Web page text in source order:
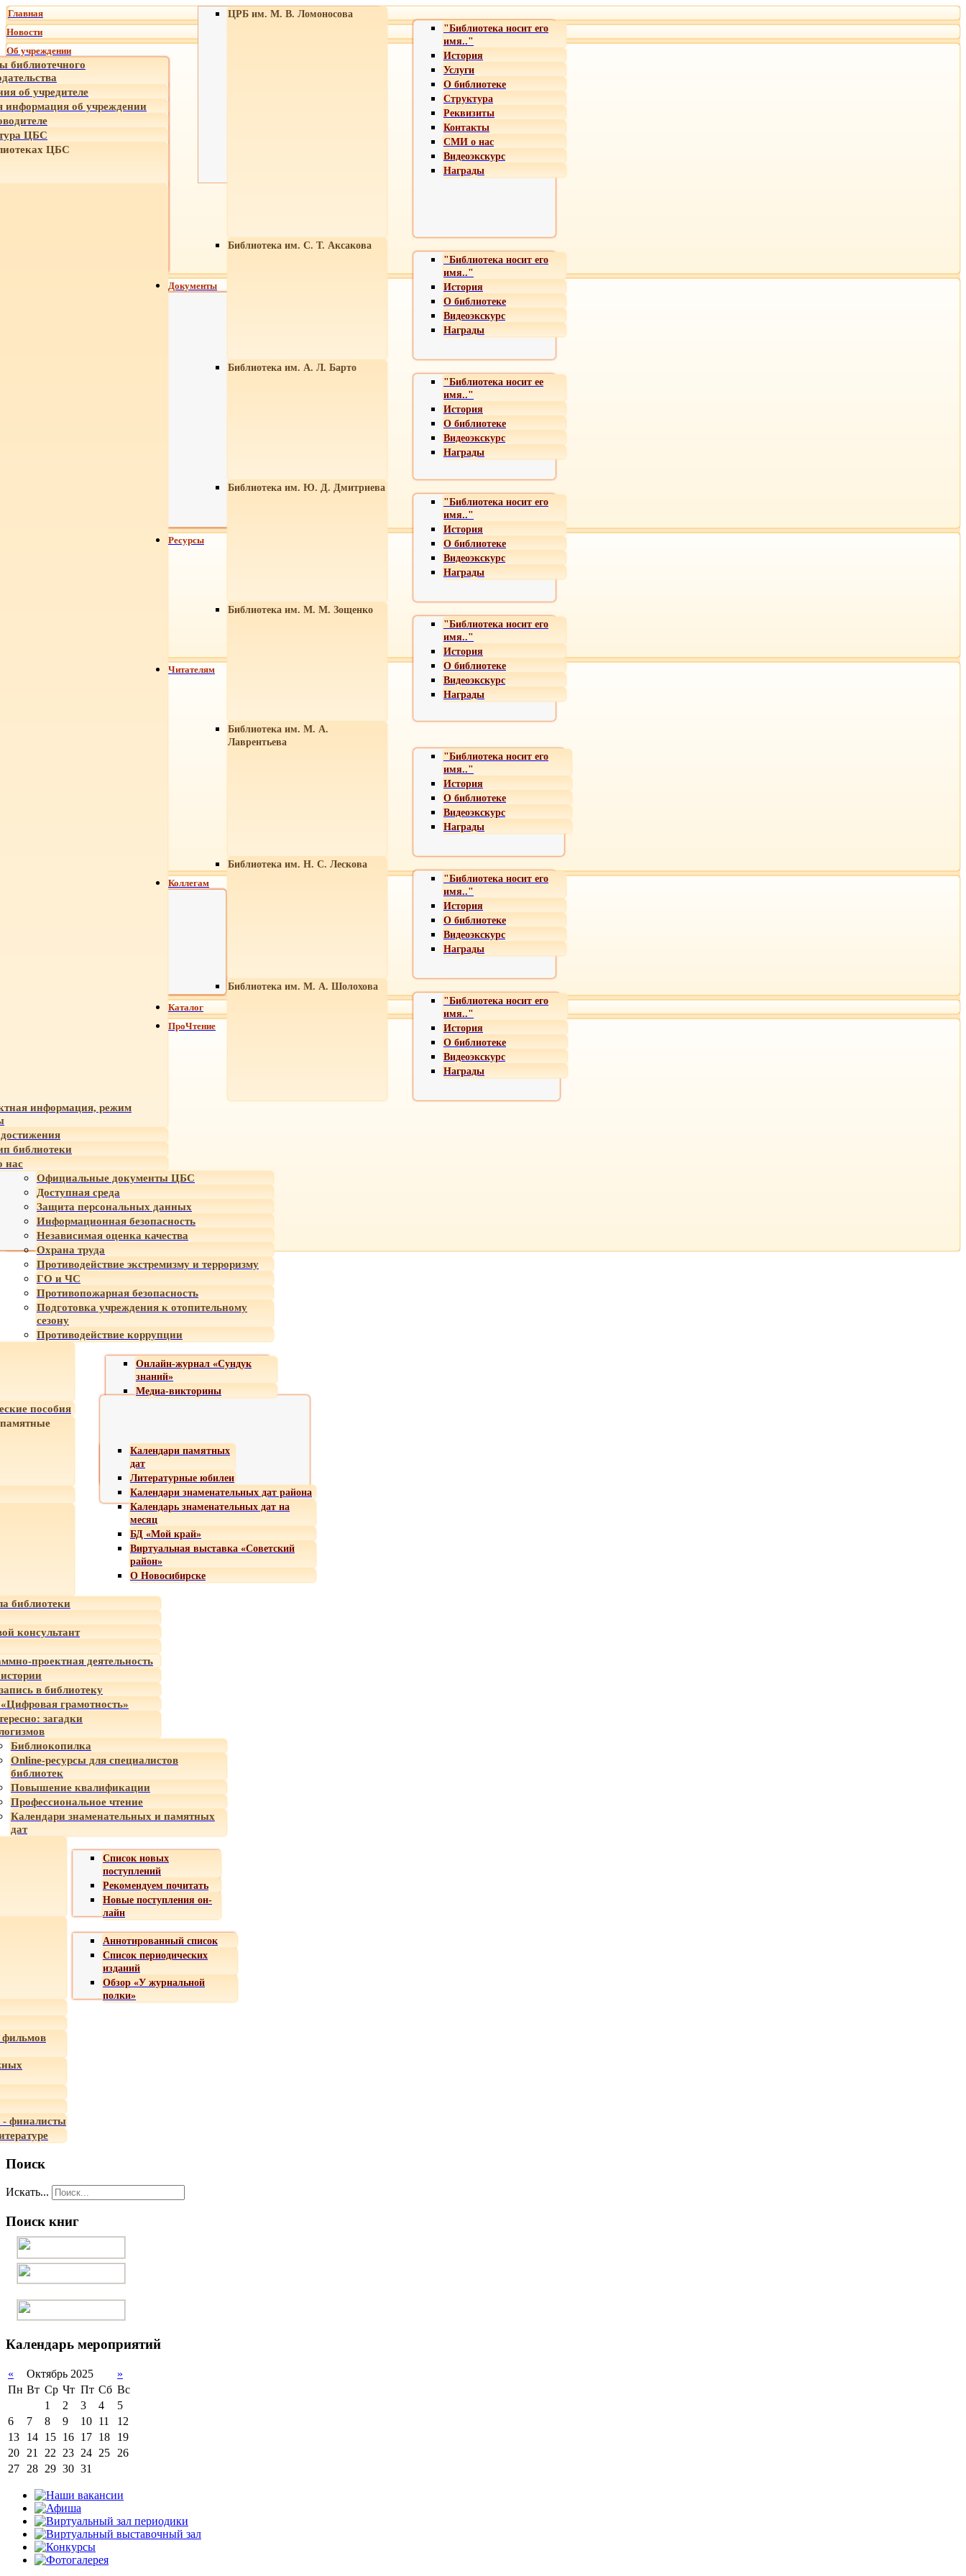
Главная
Новости
Об учреждении
библиотечного
об учредителе
об учреждении
ЦБС
ЦБС
ЦРБ им. М. В. Ломоносова
"Библиотека носит его
имя.."
История
Услуги
О библиотеке
Структура
Реквизиты
Контакты
СМИ о нас
Видеоэкскурс
Награды
Библиотека им. С. Т. Аксакова
"Библиотека носит его
имя.."
История
О библиотеке
Видеоэкскурс
Награды
Библиотека им. А. Л. Барто
"Библиотека носит ее
имя.."
История
О библиотеке
Видеоэкскурс
Награды
Библиотека им. Ю. Д. Дмитриева
"Библиотека носит его
имя.."
История
О библиотеке
Видеоэкскурс
Награды
Библиотека им. М. М. Зощенко
"Библиотека носит его
имя.."
История
О библиотеке
Видеоэкскурс
Награды
Библиотека им. М. А.
Лаврентьева
"Библиотека носит его
имя.."
История
О библиотеке
Видеоэкскурс
Награды
Библиотека им. Н. С. Лескова
"Библиотека носит его
имя.."
История
О библиотеке
Видеоэкскурс
Награды
Библиотека им. М. А. Шолохова
"Библиотека носит его
имя.."
История
О библиотеке
Видеоэкскурс
Награды
информация, режим
библиотеки
нас
Документы
Официальные документы ЦБС
Доступная среда
Защита персональных данных
Информационная безопасность
Независимая оценка качества
Охрана труда
Противодействие экстремизму и терроризму
ГО и ЧС
Противопожарная безопасность
Подготовка учреждения к отопительному
сезону
Противодействие коррупции
Ресурсы
Онлайн-журнал «Сундук
знаний»
Медиа-викторины
пособия
Календари памятных
дат
Литературные юбилеи
Календари знаменательных дат района
Календарь знаменательных дат на
месяц
БД «Мой край»
Виртуальная выставка «Советский
район»
О Новосибирске
Читателям
библиотеки
консультант
проектная деятельность
в библиотеку
грамотность»
загадки
Коллегам
Библиокопилка
Online-ресурсы для специалистов
библиотек
Повышение квалификации
Профессиональное чтение
Календари знаменательных и памятных
дат
Каталог
ПроЧтение
Список новых
поступлений
Рекомендуем почитать
Новые поступления он-
лайн
Аннотированный список
Список периодических
изданий
Обзор «У журнальной
полки»
- финалисты
Поиск
Искать...
Поиск книг
Календарь мероприятий
« Октябрь 2025
»
Пн Вт Ср Чт Пт Сб Вс
1
2 3 4
5
6
7 8 9 10 11
12
13
14 15 16 17 18
19
20
21 22 23 24 25
26
27
28 29 30 31